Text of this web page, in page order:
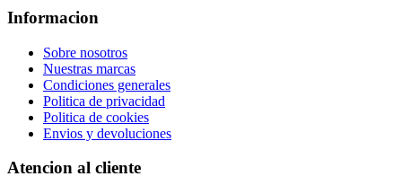
Informacion
Sobre nosotros
Nuestras marcas
Condiciones generales
Politica de privacidad
Politica de cookies
Envios y devoluciones
Atencion al cliente